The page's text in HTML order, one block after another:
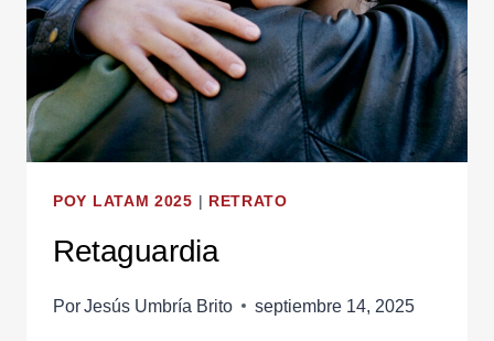
POY LATAM 2025 | RETRATO
Retaguardia
PorJesús Umbría Brito septiembre 14, 2025